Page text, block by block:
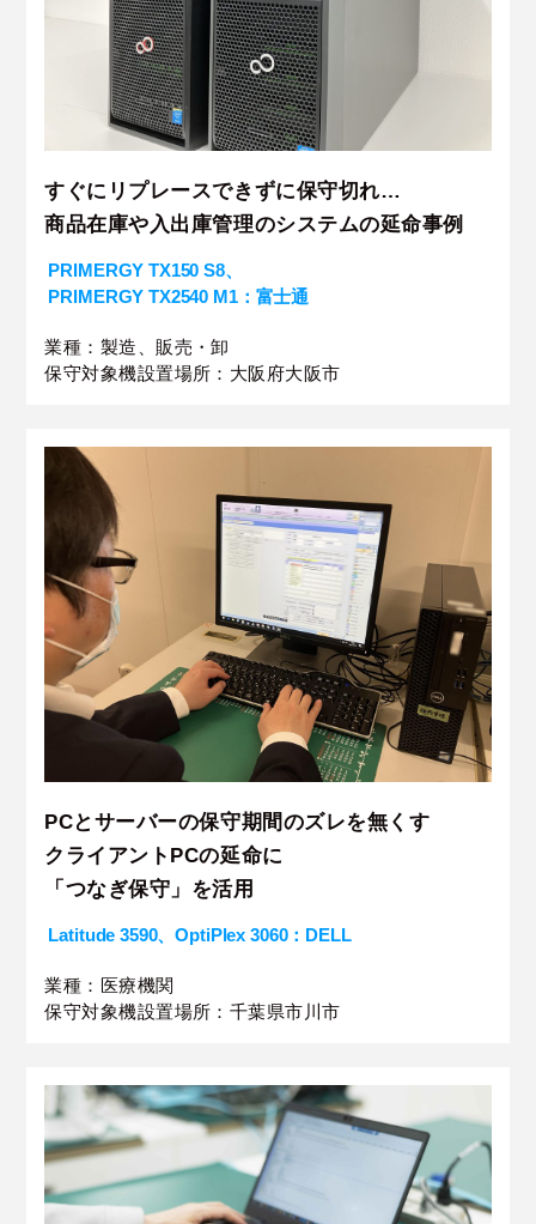
すぐにリプレースできずに保守切れ…
商品在庫や入出庫管理のシステムの延命事例
PRIMERGY TX150 S8、
PRIMERGY TX2540 M1：富士通
業種：製造、販売・卸
保守対象機設置場所：大阪府大阪市
PCとサーバーの保守期間のズレを無くす
クライアントPCの延命に
「つなぎ保守」を活用
Latitude 3590、OptiPlex 3060：DELL
業種：医療機関
保守対象機設置場所：千葉県市川市